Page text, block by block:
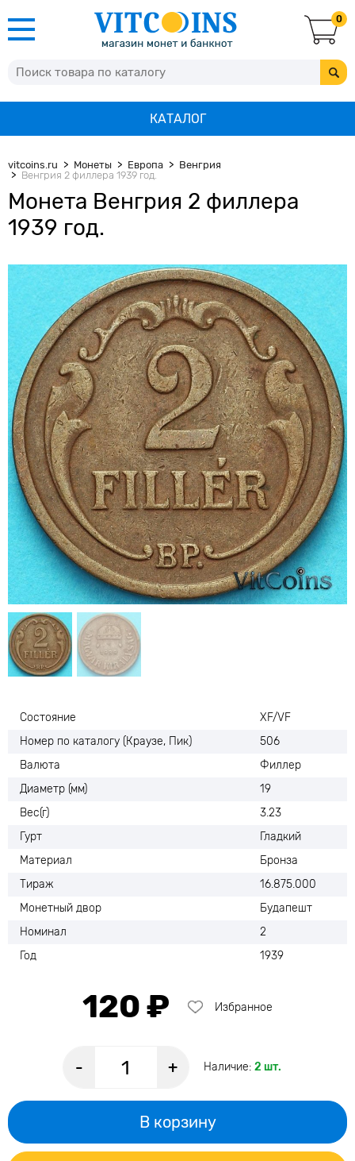
0
КАТАЛОГ
vitcoins.ru Монеты Европа
Венгрия
Венгрия 2 филлера 1939 год.
Монета Венгрия 2 филлера
1939 год.
Состояние
XF/VF
Номер по каталогу (Краузе, Пик)
506
Валюта
Филлер
Диаметр (мм)
19
Вес(г)
3.23
Гурт
Гладкий
Материал
Бронза
Тираж
16.875.000
Монетный двор
Будапешт
Номинал
2
Год
1939
120 ₽ Избранное
- + Наличие: 2 шт.
В корзину